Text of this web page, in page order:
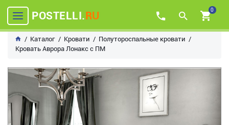
POSTELLI.RU 0
Каталог Кровати
Полутороспальные кровати
Кровать Аврора Лонакс с ПМ